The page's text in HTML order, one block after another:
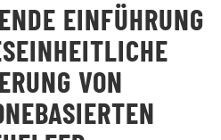
EINFÜHRUNG
VON